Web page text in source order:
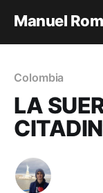
Manuel
Colombia
LA